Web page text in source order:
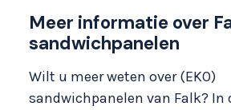
Meer informatie over
sandwichpanelen
Wilt u meer weten over (EKO)
sandwichpanelen van Falk? In